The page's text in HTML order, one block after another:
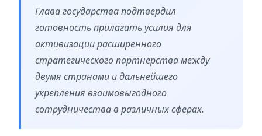
Глава государства подтвердил
готовность прилагать усилия для
активизации расширенного
стратегического партнерства между
двумя странами и дальнейшего
укрепления взаимовыгодного
сотрудничества в различных сферах.